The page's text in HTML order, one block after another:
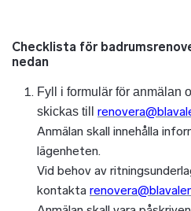
Checklista för
nedan
Fyll i formulär för anmälan
skickas till
Anmälan skall innehålla
lägenheten.
Vid behov av
kontakta